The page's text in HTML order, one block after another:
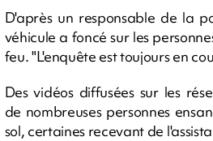
D'après un responsable de la
véhicule a foncé sur les
feu. "L'enquête est toujours en
Des vidéos diffusées sur les
de nombreuses personnes
sol, certaines recevant de